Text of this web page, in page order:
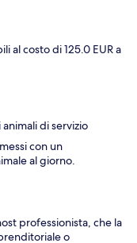
al costo di 125.0 EUR a
di servizio
con un
al giorno.
professionista, che la
o